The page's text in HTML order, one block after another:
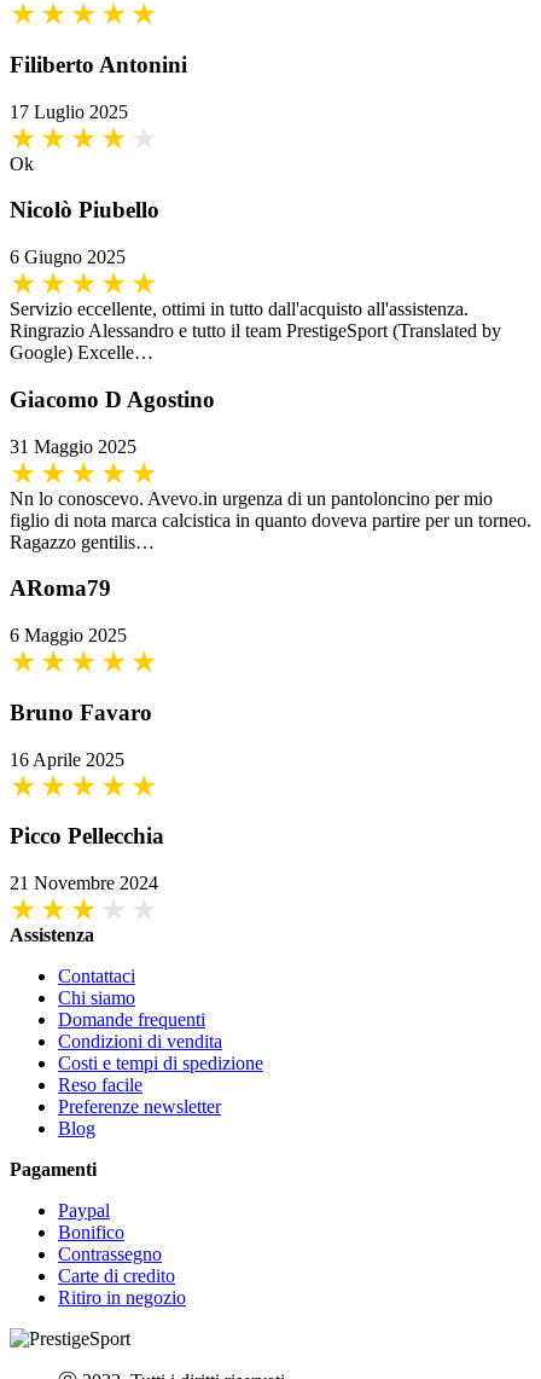
Filiberto Antonini
17 Luglio 2025
Ok
Nicolò Piubello
6 Giugno 2025
Servizio eccellente, ottimi in tutto dall'acquisto all'assistenza.
Ringrazio Alessandro e tutto il team PrestigeSport (Translated by
Google) Excelle…
Giacomo D Agostino
31 Maggio 2025
Nn lo conoscevo. Avevo.in urgenza di un pantoloncino per mio
figlio di nota marca calcistica in quanto doveva partire per un torneo.
Ragazzo gentilis…
ARoma79
6 Maggio 2025
Bruno Favaro
16 Aprile 2025
Picco Pellecchia
21 Novembre 2024
Assistenza
Contattaci
Chi siamo
Domande frequenti
Condizioni di vendita
Costi e tempi di spedizione
Reso facile
Preferenze newsletter
Blog
Pagamenti
Paypal
Bonifico
Contrassegno
Carte di credito
Ritiro in negozio